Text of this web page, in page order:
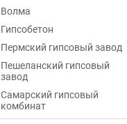
Волма
Гипсобетон
Пермский гипсовый завод
Пешеланский гипсовый
завод
Самарский гипсовый
комбинат